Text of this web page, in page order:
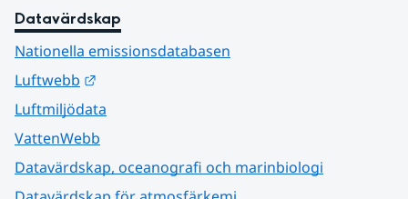
Datavärdskap
Nationella emissionsdatabasen
Luftwebb
Luftmiljödata
VattenWebb
Datavärdskap, oceanografi och marinbiologi